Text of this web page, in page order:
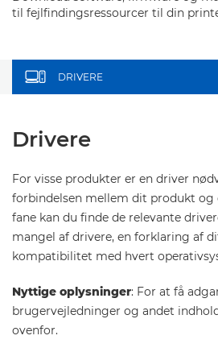
til fejlfindingsressourcer til din
DRIVERE
Drivere
For visse produkter er en driver
forbindelsen mellem dit produkt og
fane kan du finde de relevante
mangel af drivere, en forklaring af
kompatibilitet med hvert
Nyttige oplysninger: For at få
brugervejledninger og andet
ovenfor.